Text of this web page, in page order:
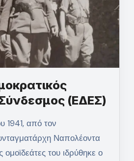
(ΕΔΕΣ)
Ναπολέοντα
του ιδρύθηκε ο